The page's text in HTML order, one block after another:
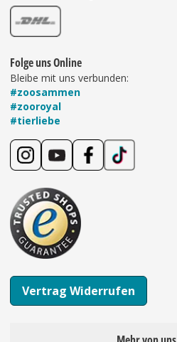
Folge uns Online
Bleibe mit uns verbunden:
#zoosammen
#zooroyal
#tierliebe
Vertrag Widerrufen